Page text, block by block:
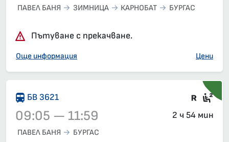
ПАВЕЛ БАНЯ ЗИМНИЦА КАРНОБАТ БУРГАС
Пътуване с прекачване.
Още информация Цени
БВ 3621 Влак
09:05 — 11:59 2 ч 54 мин
ПАВЕЛ БАНЯ БУРГАС